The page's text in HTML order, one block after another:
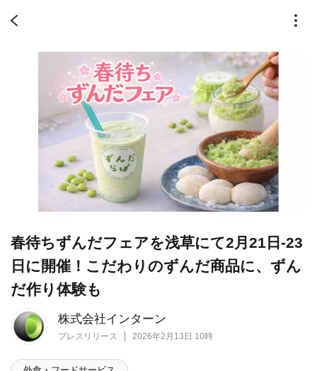
株式会社インターン
プレスリリース 2026年2月13日 10時
春待ちずんだフェアを浅草にて2月21日-23
日に開催！こだわりのずんだ商品に、ずん
だ作り体験も